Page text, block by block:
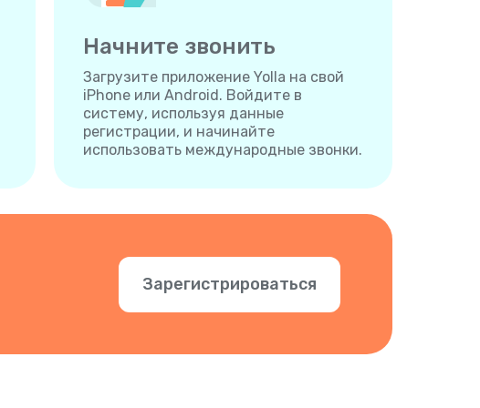
Начните звонить
Загрузите приложение Yolla на свой
iPhone или Android. Войдите в
систему, используя данные
регистрации, и начинайте
использовать международные звонки.
Зарегистрироваться